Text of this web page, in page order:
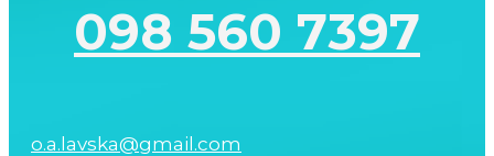
098 560 7397
o.a.lavska@gmail.com